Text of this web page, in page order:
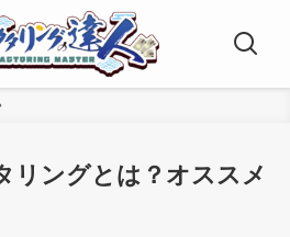
リングとは？オススメ